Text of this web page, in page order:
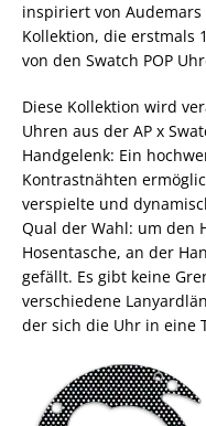
inspiriert von Audemars
Kollektion, die erstmals
von den Swatch POP
Diese Kollektion wird
Uhren aus der AP x
Handgelenk: Ein
Kontrastnähten
verspielte und
Qual der Wahl: um den
Hosentasche, an der
gefällt. Es gibt keine
verschiedene
der sich die Uhr in eine